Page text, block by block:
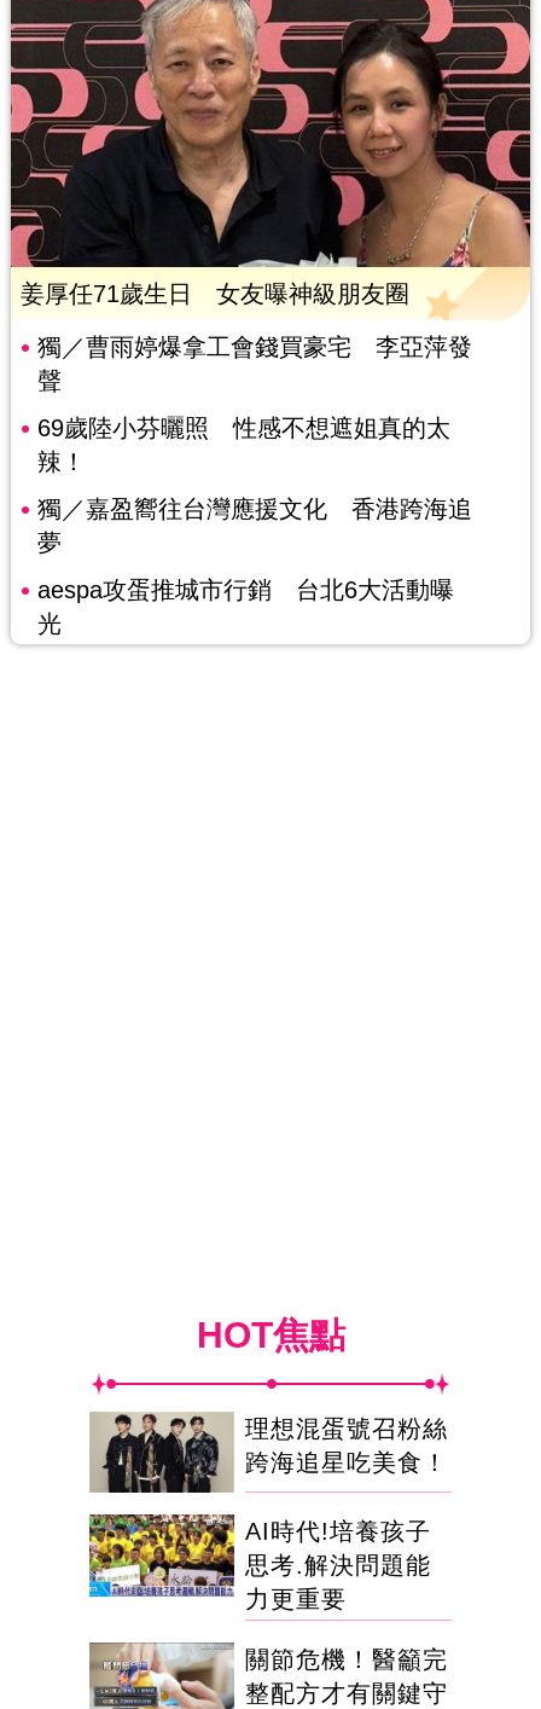
姜厚任71歲生日 女友曝神級朋友圈
獨／曹雨婷爆拿工會錢買豪宅 李亞萍發
聲
69歲陸小芬曬照 性感不想遮姐真的太
辣！
獨／嘉盈嚮往台灣應援文化 香港跨海追
夢
aespa攻蛋推城市行銷 台北6大活動曝
光
HOT焦點
理想混蛋號召粉絲
跨海追星吃美食！
AI時代!培養孩子
思考.解決問題能
力更重要
關節危機！醫籲完
整配方才有關鍵守